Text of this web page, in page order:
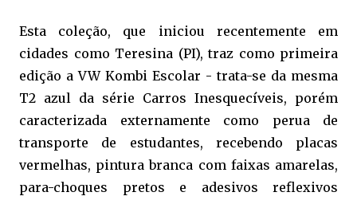
Esta coleção, que iniciou recentemente em
cidades como Teresina (PI), traz como primeira
edição a VW Kombi Escolar - trata-se da mesma
T2 azul da série Carros Inesquecíveis, porém
caracterizada externamente como perua de
transporte de estudantes, recebendo placas
vermelhas, pintura branca com faixas amarelas,
para-choques pretos e adesivos reflexivos